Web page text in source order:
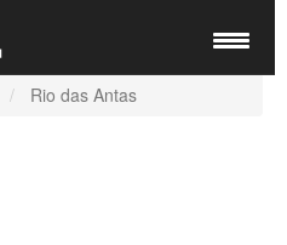
Rio das Antas